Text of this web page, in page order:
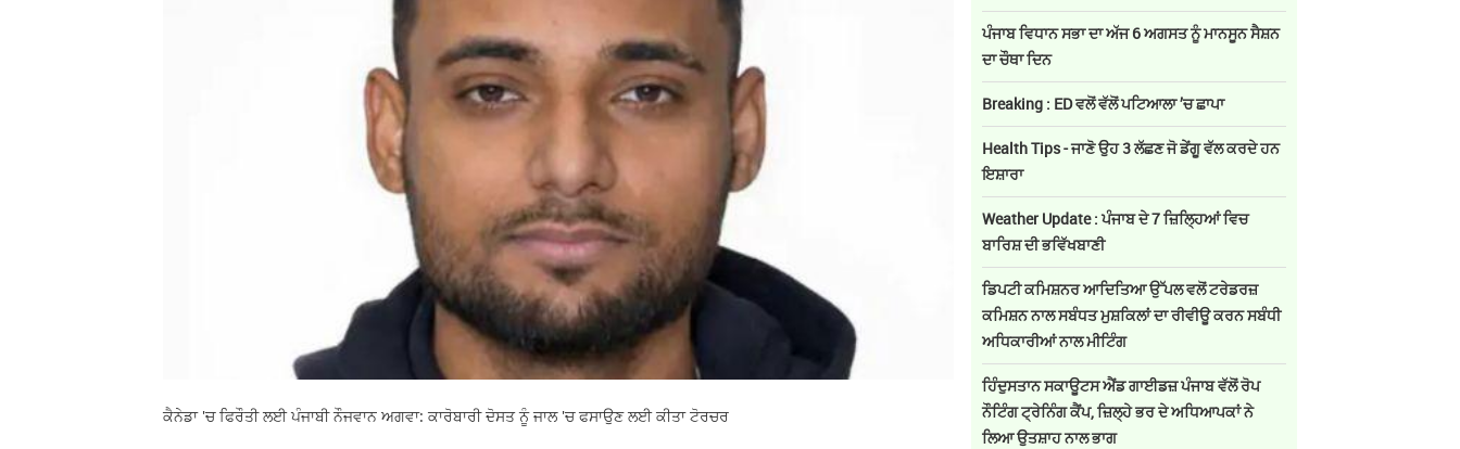
ਕੈਨੇਡਾ 'ਚ ਫਿਰੌਤੀ ਲਈ ਪੰਜਾਬੀ ਨੌਜਵਾਨ ਅਗਵਾ: ਕਾਰੋਬਾਰੀ ਦੋਸਤ ਨੂੰ ਜਾਲ 'ਚ ਫਸਾਉਣ ਲਈ ਕੀਤਾ ਟੋਰਚਰ
ਪੰਜਾਬ ਵਿਧਾਨ ਸਭਾ ਦਾ ਅੱਜ 6 ਅਗਸਤ ਨੂੰ ਮਾਨਸੂਨ ਸੈਸ਼ਨ
ਦਾ ਚੌਥਾ ਦਿਨ
Breaking : ED ਵਲੋਂ ਵੱਲੋਂ ਪਟਿਆਲਾ ’ਚ ਛਾਪਾ
Health Tips - ਜਾਣੋ ਉਹ 3 ਲੱਛਣ ਜੋ ਡੇਂਗੂ ਵੱਲ ਕਰਦੇ ਹਨ
ਇਸ਼ਾਰਾ
Weather Update : ਪੰਜਾਬ ਦੇ 7 ਜ਼ਿਲ੍ਹਿਆਂ ਵਿਚ
ਬਾਰਿਸ਼ ਦੀ ਭਵਿੱਖਬਾਣੀ
ਡਿਪਟੀ ਕਮਿਸ਼ਨਰ ਆਦਿਤਿਆ ਉੱਪਲ ਵਲੋਂ ਟਰੇਡਰਜ਼
ਕਮਿਸ਼ਨ ਨਾਲ ਸਬੰਧਤ ਮੁਸ਼ਕਿਲਾਂ ਦਾ ਰੀਵੀਊ ਕਰਨ ਸਬੰਧੀ
ਅਧਿਕਾਰੀਆਂ ਨਾਲ ਮੀਟਿੰਗ
ਹਿੰਦੁਸਤਾਨ ਸਕਾਊਟਸ ਐਂਡ ਗਾਈਡਜ਼ ਪੰਜਾਬ ਵੱਲੋਂ ਰੋਪ
ਨੌਟਿੰਗ ਟ੍ਰੇਨਿੰਗ ਕੈਂਪ, ਜ਼ਿਲ੍ਹੇ ਭਰ ਦੇ ਅਧਿਆਪਕਾਂ ਨੇ
ਲਿਆ ਉਤਸ਼ਾਹ ਨਾਲ ਭਾਗ